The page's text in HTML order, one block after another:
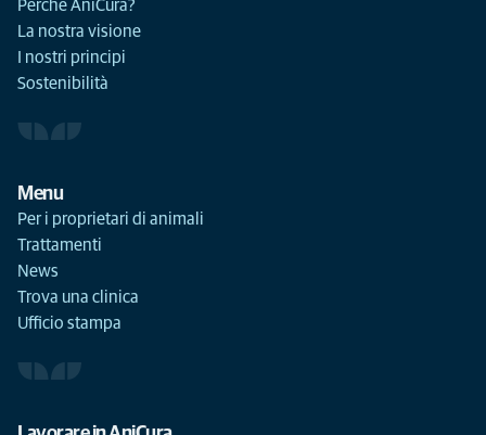
Perché AniCura?
La nostra visione
I nostri principi
Sostenibilità
Menu
Per i proprietari di animali
Trattamenti
News
Trova una clinica
Ufficio stampa